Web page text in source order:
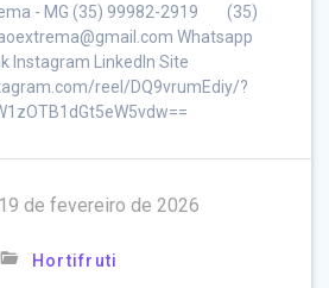
- MG (35) 99982-2919 (35)
Whatsapp
Instagram LinkedIn Site
reel/DQ9vrumEdiy/?
19 de fevereiro de 2026
Hortifruti